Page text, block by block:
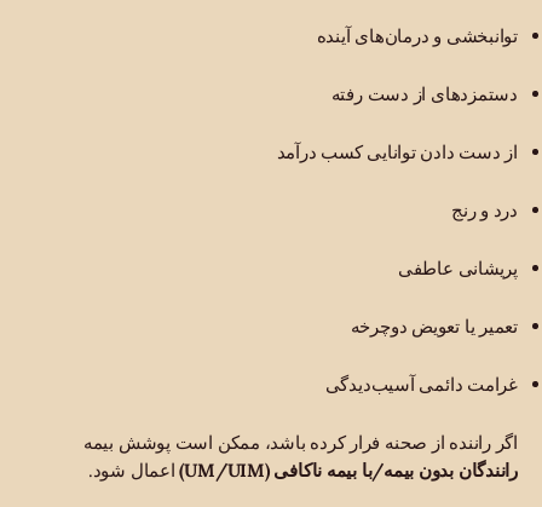
توانبخشی و درمان‌های آینده
دستمزدهای از دست رفته
از دست دادن توانایی کسب درآمد
درد و رنج
پریشانی عاطفی
تعمیر یا تعویض دوچرخه
غرامت دائمی آسیب‌دیدگی
اگر راننده از صحنه فرار کرده باشد، ممکن است پوشش بیمه
رانندگان بدون بیمه/با بیمه ناکافی (UM/UIM)
اعمال شود.